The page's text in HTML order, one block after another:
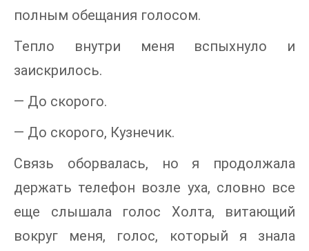
полным обещания голосом.
Тепло внутри меня вспыхнуло и
заискрилось.
— До скорого.
— До скорого, Кузнечик.
Связь оборвалась, но я продолжала
держать телефон возле уха, словно все
еще слышала голос Холта, витающий
вокруг меня, голос, который я знала